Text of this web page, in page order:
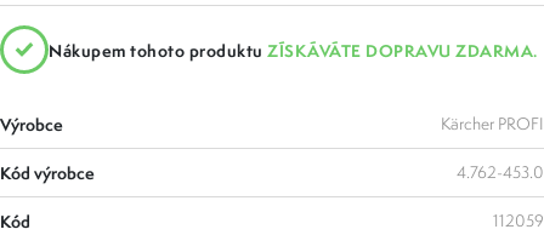
Nákupem tohoto produktu ZÍSKÁVÁTE DOPRAVU ZDARMA.
Výrobce Kärcher PROFI
Kód výrobce 4.762-453.0
Kód 112059